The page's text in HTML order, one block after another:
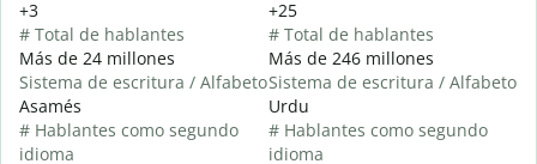
+3
# Total de hablantes
Más de 24 millones
Sistema de escritura / Alfabeto
Asamés
# Hablantes como segundo
idioma
+25
# Total de hablantes
Más de 246 millones
Sistema de escritura / Alfabeto
Urdu
# Hablantes como segundo
idioma